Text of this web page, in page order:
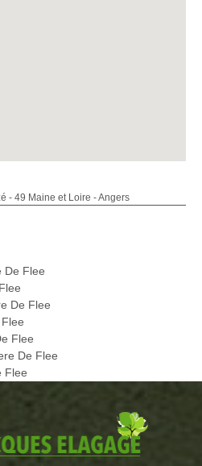
- 49 Maine et Loire - Angers
De Flee
De Flee
Flee
De Flee
Flee